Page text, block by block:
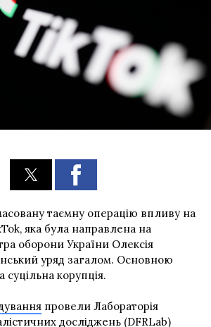
таємну операцію впливу на
яка була направлена на
оборони України Олексія
уряд загалом. Основною
корупція.
провели Лабораторія
досліджень (DFRLab)